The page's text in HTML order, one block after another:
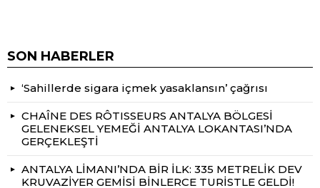
SON HABERLER
‘Sahillerde sigara içmek yasaklansın’ çağrısı
CHAÎNE DES RÔTISSEURS ANTALYA BÖLGESİ
GELENEKSEL YEMEĞİ ANTALYA LOKANTASI’NDA
GERÇEKLEŞTİ
ANTALYA LİMANI’NDA BİR İLK: 335 METRELİK DEV
KRUVAZİYER GEMİSİ BİNLERCE TURİSTLE GELDİ!